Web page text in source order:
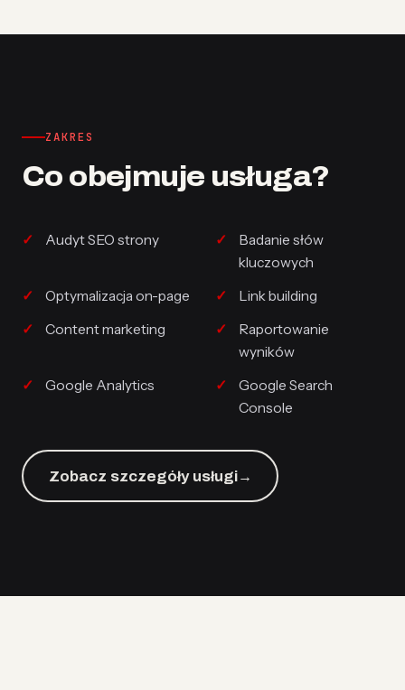
ZAKRES
Co obejmuje usługa?
Audyt SEO strony
Badanie słów
kluczowych
Optymalizacja on-page
Link building
Content marketing
Raportowanie
wyników
Google Analytics
Google Search
Console
Zobacz szczegóły usługi→